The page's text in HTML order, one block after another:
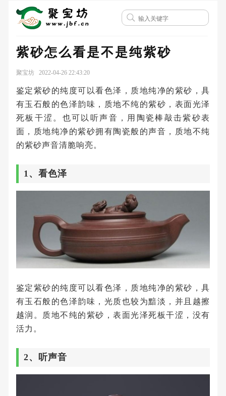
紫砂怎么看是不是纯紫砂
聚宝坊 2022-04-26 22:43:20
鉴定紫砂的纯度可以看色泽，质地纯净的紫砂，具
有玉石般的色泽韵味，质地不纯的紫砂，表面光泽
死板干涩。也可以听声音，用陶瓷棒敲击紫砂表
面，质地纯净的紫砂拥有陶瓷般的声音，质地不纯
的紫砂声音清脆响亮。
1、看色泽
鉴定紫砂的纯度可以看色泽，质地纯净的紫砂，具
有玉石般的色泽韵味，光质也较为黯淡，并且越擦
越润。质地不纯的紫砂，表面光泽死板干涩，没有
活力。
2、听声音